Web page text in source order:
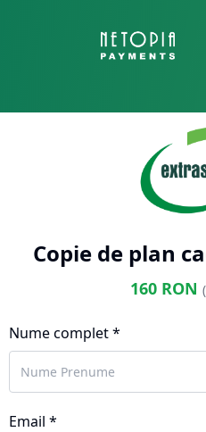
Copie de plan
160RON
Nume complet *
Email *